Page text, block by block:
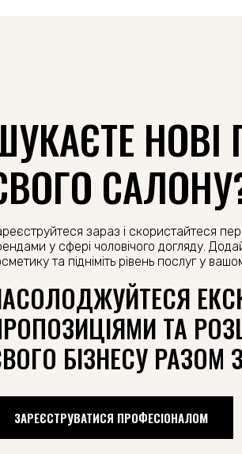
зараз і скористайтеся
у сфері чоловічого догляду.
та підніміть рівень послуг у
ТА
БІЗНЕСУ РАЗОМ
ЗАРЕЄСТРУВАТИСЯ ПРОФЕСІОНАЛОМ